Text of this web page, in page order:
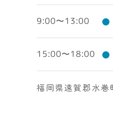
9:00〜13:00 ●
15:00〜18:00 ●
福岡県遠賀郡水